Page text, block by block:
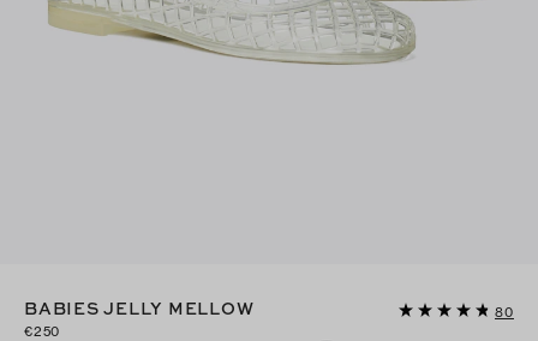
BABIES JELLY MELLOW
80
€250